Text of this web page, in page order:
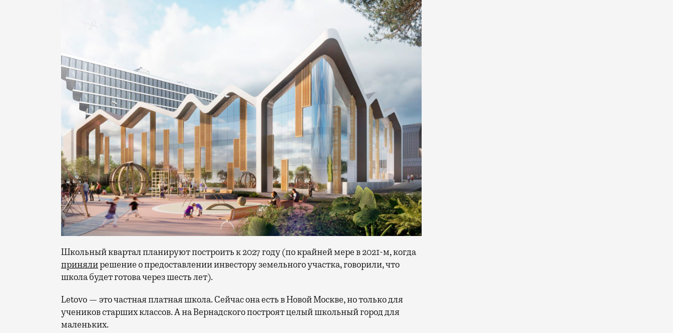
Школьный квартал планируют построить к 2027 году (по крайней мере в 2021-м, когда
принялирешение о предоставлении инвестору земельного участка, говорили, что
школа будет готова через шесть лет).
Letovo — это частная платная школа. Сейчас она есть в Новой Москве, но только для
учеников старших классов. А на Вернадского построят целый школьный город для
маленьких.